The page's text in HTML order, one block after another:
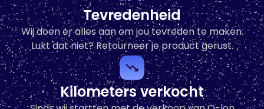
- +
In den Warenkorb
Tevredenheid
Wij doen er alles aan om jou tevreden te maken.
Lukt dat niet? Retourneer je product gerust.
Kilometers verkocht